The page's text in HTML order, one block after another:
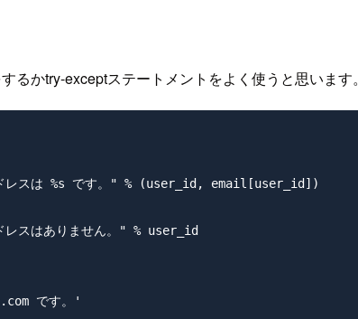
るかtry-exceptステートメントをよく使うと思います。
は %s です。" % (user_id, email[user_id])
はありません。" % user_id
です。'